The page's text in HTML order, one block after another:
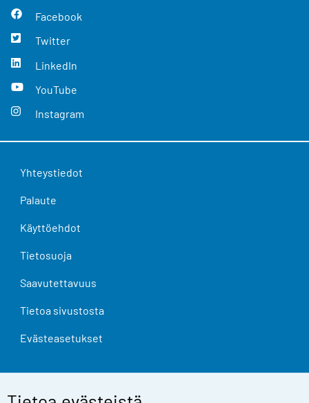
Facebook
Twitter
LinkedIn
YouTube
Instagram
Yhteystiedot
Palaute
Käyttöehdot
Tietosuoja
Saavutettavuus
Tietoa sivustosta
Evästeasetukset